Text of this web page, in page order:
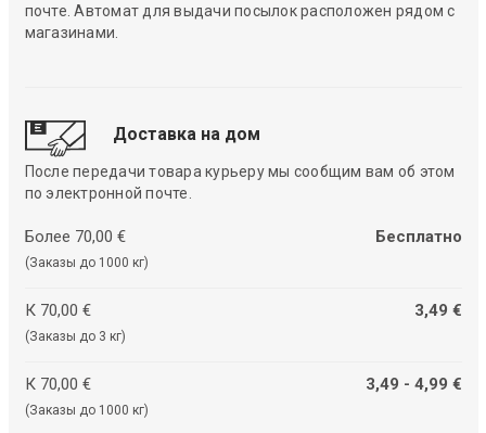
почте. Автомат для выдачи посылок расположен рядом с
магазинами.
Доставка на дом
После передачи товара курьеру мы сообщим вам об этом
по электронной почте.
Более 70,00 €
(Заказы до 1000 кг)
Бесплатно
К 70,00 €
(Заказы до 3 кг)
3,49 €
К 70,00 €
(Заказы до 1000 кг)
3,49 - 4,99 €